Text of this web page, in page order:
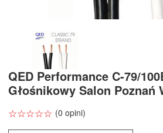
QED Performance C-79/
Głośnikowy Salon Poznań
☆☆☆☆☆
★★★★★ (0 opini)